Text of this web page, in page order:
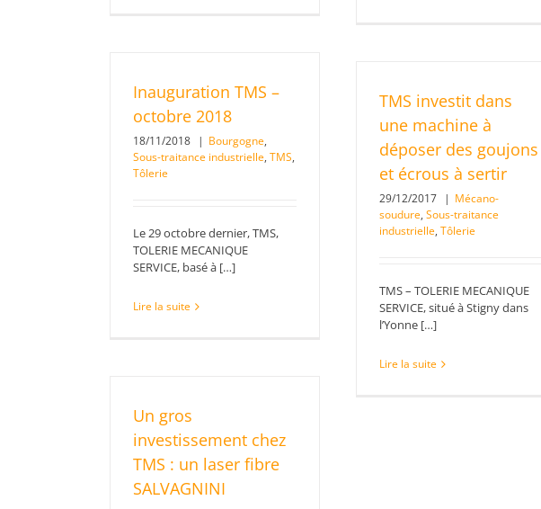
Inauguration TMS –
octobre 2018
18/11/2018 | Bourgogne,
Sous-traitance industrielle, TMS,
Tôlerie
Le 29 octobre dernier, TMS,
TOLERIE MECANIQUE
SERVICE, basé à […]
Lire la suite
TMS investit dans
une machine à
déposer des goujons
et écrous à sertir
29/12/2017 | Mécano-
soudure, Sous-traitance
industrielle, Tôlerie
TMS – TOLERIE MECANIQUE
SERVICE, situé à Stigny dans
l’Yonne […]
Lire la suite
Un gros
investissement chez
TMS : un laser fibre
SALVAGNINI